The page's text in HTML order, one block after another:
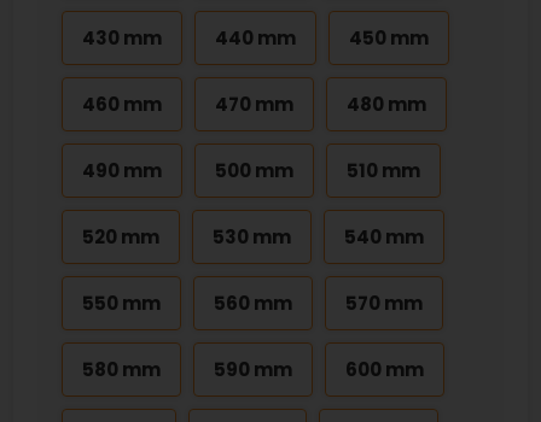
430 mm 440 mm 450 mm
460 mm 470 mm 480 mm
490 mm 500 mm 510 mm
520 mm 530 mm 540 mm
550 mm 560 mm 570 mm
580 mm 590 mm 600 mm